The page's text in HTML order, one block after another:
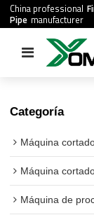
China professional
Pipe manufacturer
todos /
Categoría
Máquina
Máquina
Máquina de